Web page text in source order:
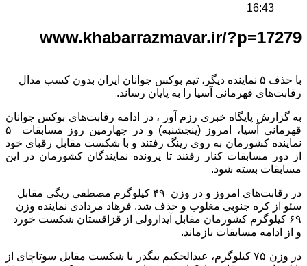
16:43
www.khabarrazmavar.ir/?p=17279
با حذف ۵ نماینده دیگر، تیم بوکس جوانان ایران بدون کسب مدال
رقابت‌های قهرمانی آسیا را به پایان رساند.
به گزارش پایگاه خبری رزم آور ، در ادامه رقابت‌های بوکس جوانان
قهرمانی آسیا، امروز (پنجشنبه) و در چهارمین روز مسابقات ۵
نماینده کشورمان به روی رینگ رفتند و با شکست مقابل رقبای خود
از دور مسابقات کنار رفتند تا پرونده نمایندگان کشورمان در این
مسابقات بسته شود.
در رقابت‌های امروز و در وزن ۴۹ کیلوگرم مصطفی ریگی مقابل
سئو از کره جنوبی مغلوب و حذف شد. فرهاد مردادی نماینده وزن
۶۹ کیلوگرم کشورمان مقابل آیدارولی از قزاقستان شکست خورد
و از ادامه مسابقات بازماند.
در وزن ۷۵ کیلوگرم، عبدالحکیم بیگدر با شکست مقابل سوتاچای از